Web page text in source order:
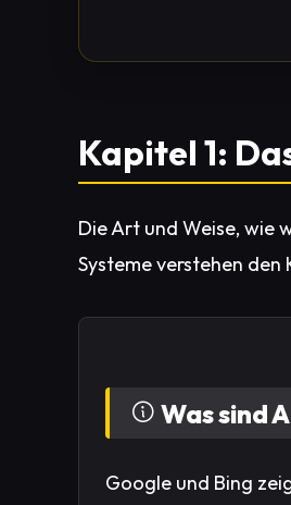
Kapitel 1:
Die Art und Weise, wie
Systeme verstehen
Was sind
Google und Bing